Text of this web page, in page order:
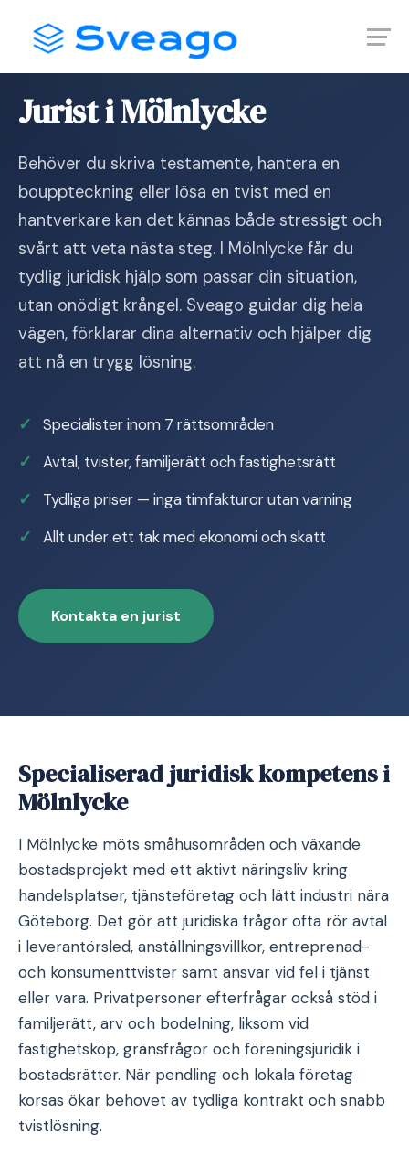
content
Jurist i Mölnlycke
Behöver du skriva testamente, hantera en
bouppteckning eller lösa en tvist med en
hantverkare kan det kännas både stressigt och
svårt att veta nästa steg. I Mölnlycke får du
tydlig juridisk hjälp som passar din situation,
utan onödigt krångel. Sveago guidar dig hela
vägen, förklarar dina alternativ och hjälper dig
att nå en trygg lösning.
Specialister inom 7 rättsområden
Avtal, tvister, familjerätt och fastighetsrätt
Tydliga priser — inga timfakturor utan varning
Allt under ett tak med ekonomi och skatt
Kontakta en jurist
Specialiserad juridisk kompetens i
Mölnlycke
I Mölnlycke möts småhusområden och växande
bostadsprojekt med ett aktivt näringsliv kring
handelsplatser, tjänsteföretag och lätt industri nära
Göteborg. Det gör att juridiska frågor ofta rör avtal
i leverantörsled, anställningsvillkor, entreprenad-
och konsumenttvister samt ansvar vid fel i tjänst
eller vara. Privatpersoner efterfrågar också stöd i
familjerätt, arv och bodelning, liksom vid
fastighetsköp, gränsfrågor och föreningsjuridik i
bostadsrätter. När pendling och lokala företag
korsas ökar behovet av tydliga kontrakt och snabb
tvistlösning.